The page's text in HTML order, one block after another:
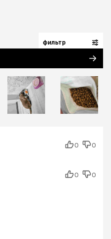
фильтр
0
0
0
0